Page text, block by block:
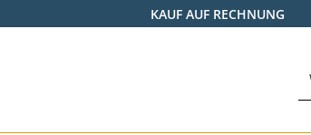
KAUF AUF RECHNUNG